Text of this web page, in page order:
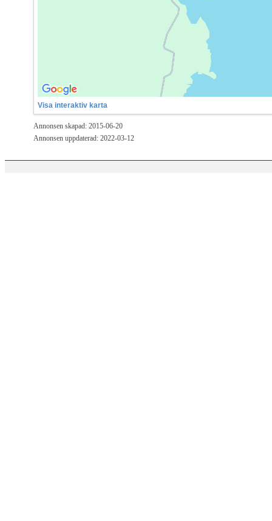
Visa interaktiv karta
Annonsen skapad: 2015-06-20
Annonsen uppdaterad: 2022-03-12